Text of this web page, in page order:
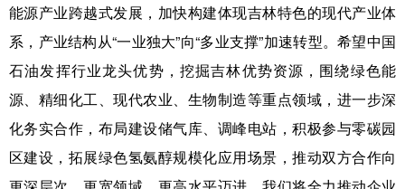
能源产业跨越式发展，加快构建体现吉林特色的现代产业体
系，产业结构从“一业独大”向“多业支撑”加速转型。希望中国
石油发挥行业龙头优势，挖掘吉林优势资源，围绕绿色能
源、精细化工、现代农业、生物制造等重点领域，进一步深
化务实合作，布局建设储气库、调峰电站，积极参与零碳园
区建设，拓展绿色氢氨醇规模化应用场景，推动双方合作向